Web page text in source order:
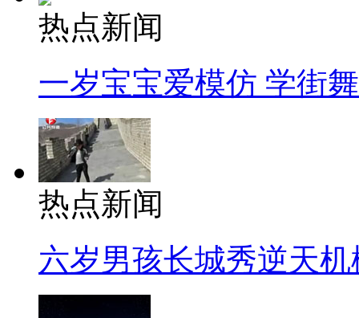
热点新闻
一岁宝宝爱模仿 学街
热点新闻
六岁男孩长城秀逆天机